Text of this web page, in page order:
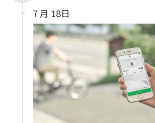
7 月 18日